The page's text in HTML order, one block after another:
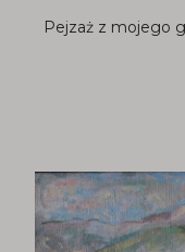
Pejzaż z mojego